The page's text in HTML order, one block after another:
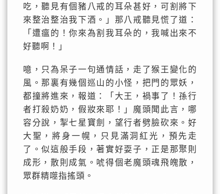
吃，聽見有個豬八戒的耳朵甚好，可割將下
來整治整治我下酒。」那八戒聽見慌了道：
「遭瘟的！你來為割我耳朵的，我喊出來不
好聽啊！」
噫，只為呆子一句通情話，走了猴王變化的
風。那裏有幾個巡山的小怪，把門的眾妖，
都撞將進來，報道：「大王，禍事了！孫行
者打殺奶奶，假妝來耶！」魔頭聞此言，哪
容分說，掣七星寶劍，望行者劈臉砍來。好
大聖，將身一幌，只見滿洞紅光，預先走
了。似這般手段，著實好耍子，正是那聚則
成形，散則成氣。唬得個老魔頭魂飛魄散，
眾群精噬指搖頭。